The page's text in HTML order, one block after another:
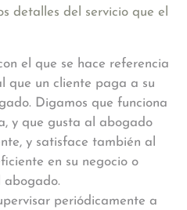
detalles del servicio que el
el que se hace referencia
que un cliente paga a su
Digamos que funciona
y que gusta al abogado
y satisface también al
en su negocio o
abogado.
periódicamente a